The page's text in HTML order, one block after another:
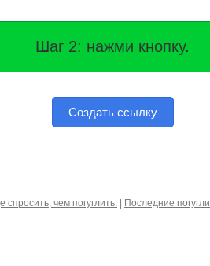
Шаг 2: нажми кнопку.
Создать ссылку
спросить, чем погуглить. Последние погугли